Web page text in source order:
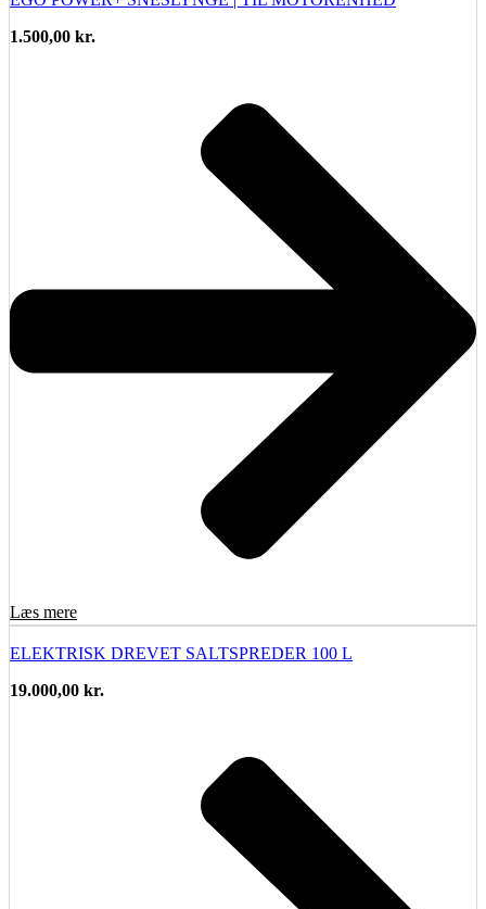
1.500,00 kr.
Læs mere
ELEKTRISK DREVET SALTSPREDER 100 L
19.000,00 kr.